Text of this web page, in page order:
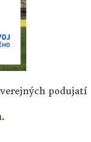
podujatí